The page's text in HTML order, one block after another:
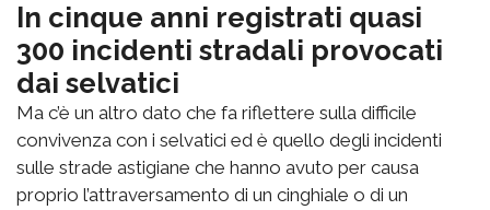
In cinque anni registrati quasi
300 incidenti stradali provocati
dai selvatici
Ma c’è un altro dato che fa riflettere sulla difficile
convivenza con i selvatici ed è quello degli incidenti
sulle strade astigiane che hanno avuto per causa
proprio l’attraversamento di un cinghiale o di un